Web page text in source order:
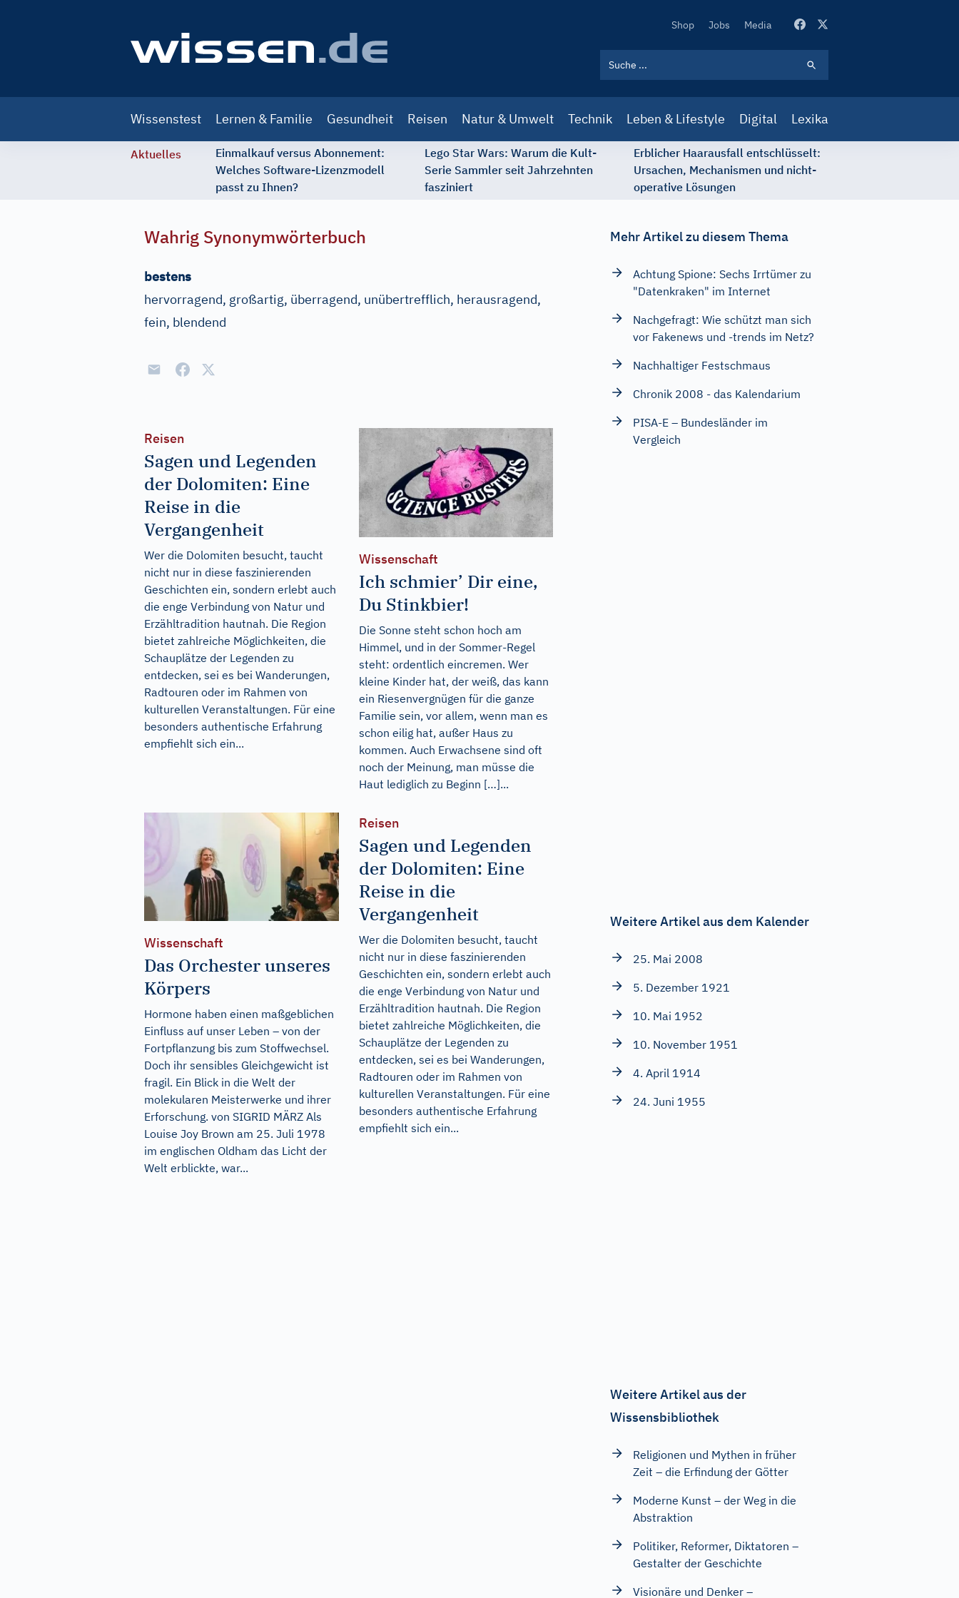
Secondary
Shop Jobs Media
navigation
Wissenstest Lernen & Familie Gesundheit Reisen Natur & Umwelt Technik Leben & Lifestyle Digital Lexika
Aktuelles
Einmalkauf versus Abonnement:
Welches Software-Lizenzmodell
passt zu Ihnen?
Lego Star Wars: Warum die Kult-
Serie Sammler seit Jahrzehnten
fasziniert
Erblicher Haarausfall entschlüsselt:
Ursachen, Mechanismen und nicht-
operative Lösungen
Wahrig Synonymwörterbuch
bestens
hervorragend, großartig, überragend, unübertrefflich, herausragend,
fein, blendend
Reisen
Sagen und Legenden
der Dolomiten: Eine
Reise in die
Vergangenheit
Wer die Dolomiten besucht, taucht
nicht nur in diese faszinierenden
Geschichten ein, sondern erlebt auch
die enge Verbindung von Natur und
Erzähltradition hautnah. Die Region
bietet zahlreiche Möglichkeiten, die
Schauplätze der Legenden zu
entdecken, sei es bei Wanderungen,
Radtouren oder im Rahmen von
kulturellen Veranstaltungen. Für eine
besonders authentische Erfahrung
empfiehlt sich ein...
Wissenschaft
Ich schmier’ Dir eine,
Du Stinkbier!
Die Sonne steht schon hoch am
Himmel, und in der Sommer-Regel
steht: ordentlich eincremen. Wer
kleine Kinder hat, der weiß, das kann
ein Riesenvergnügen für die ganze
Familie sein, vor allem, wenn man es
schon eilig hat, außer Haus zu
kommen. Auch Erwachsene sind oft
noch der Meinung, man müsse die
Haut lediglich zu Beginn […]...
Wissenschaft
Das Orchester unseres
Körpers
Hormone haben einen maßgeblichen
Einfluss auf unser Leben – von der
Fortpflanzung bis zum Stoffwechsel.
Doch ihr sensibles Gleichgewicht ist
fragil. Ein Blick in die Welt der
molekularen Meisterwerke und ihrer
Erforschung. von SIGRID MÄRZ Als
Louise Joy Brown am 25. Juli 1978
im englischen Oldham das Licht der
Welt erblickte, war...
Reisen
Sagen und Legenden
der Dolomiten: Eine
Reise in die
Vergangenheit
Wer die Dolomiten besucht, taucht
nicht nur in diese faszinierenden
Geschichten ein, sondern erlebt auch
die enge Verbindung von Natur und
Erzähltradition hautnah. Die Region
bietet zahlreiche Möglichkeiten, die
Schauplätze der Legenden zu
entdecken, sei es bei Wanderungen,
Radtouren oder im Rahmen von
kulturellen Veranstaltungen. Für eine
besonders authentische Erfahrung
empfiehlt sich ein...
Mehr Artikel zu diesem Thema
Achtung Spione: Sechs Irrtümer zu
"Datenkraken" im Internet
Nachgefragt: Wie schützt man sich
vor Fakenews und -trends im Netz?
Nachhaltiger Festschmaus
Chronik 2008 - das Kalendarium
PISA-E – Bundesländer im
Vergleich
Weitere Artikel aus dem Kalender
25. Mai 2008
5. Dezember 1921
10. Mai 1952
10. November 1951
4. April 1914
24. Juni 1955
Weitere Artikel aus der
Wissensbibliothek
Religionen und Mythen in früher
Zeit – die Erfindung der Götter
Moderne Kunst – der Weg in die
Abstraktion
Politiker, Reformer, Diktatoren –
Gestalter der Geschichte
Visionäre und Denker –